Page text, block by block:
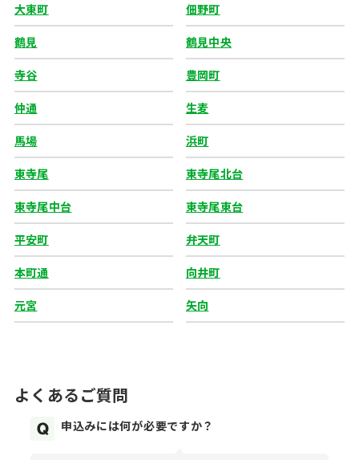
大東町 佃野町
鶴見 鶴見中央
寺谷 豊岡町
仲通 生麦
馬場 浜町
東寺尾 東寺尾北台
東寺尾中台 東寺尾東台
平安町 弁天町
本町通 向井町
元宮 矢向
よくあるご質問
申込みには何が必要ですか？